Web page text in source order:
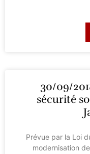
30/09/
sécurité
Prévue par la Loi
modernisation